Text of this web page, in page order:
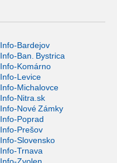
Info-Bardejov
Info-Ban. Bystrica
Info-Komárno
Info-Levice
Info-Michalovce
Info-Nitra.sk
Info-Nové Zámky
Info-Poprad
Info-Prešov
Info-Slovensko
Info-Trnava
Info-Zvolen